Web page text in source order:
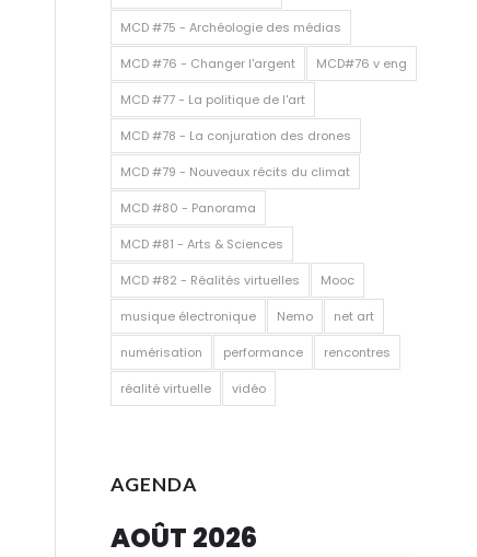
MCD #75 - Archéologie des médias
MCD #76 - Changer l'argent MCD#76 v eng
MCD #77 - La politique de l'art
MCD #78 - La conjuration des drones
MCD #79 - Nouveaux récits du climat
MCD #80 - Panorama
MCD #81 - Arts & Sciences
MCD #82 - Réalités virtuelles Mooc
musique électronique Nemo net art
numérisation performance rencontres
réalité virtuelle vidéo
AGENDA
AOÛT 2026